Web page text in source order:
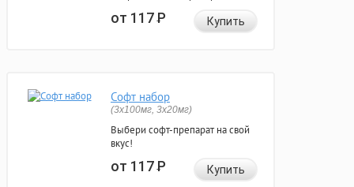
от 117Р Купить
Софт набор
(3x100мг, 3x20мг)
Выбери софт-препарат на свой
вкус!
от 117Р Купить